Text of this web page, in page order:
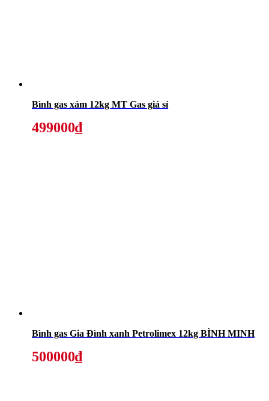
Bình gas xám 12kg MT Gas giá sỉ
499000₫
Bình gas Gia Đình xanh Petrolimex 12kg BÌNH MINH
500000₫